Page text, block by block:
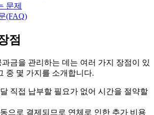
문제
(FAQ)
점
금을 관리하는 데는 여러 가지 장점이 있
중 몇 가지를 소개합니다.
직접 납부할 필요가 없어 시간을 절약할
으로 결제되므로 연체로 인한 추가 비용